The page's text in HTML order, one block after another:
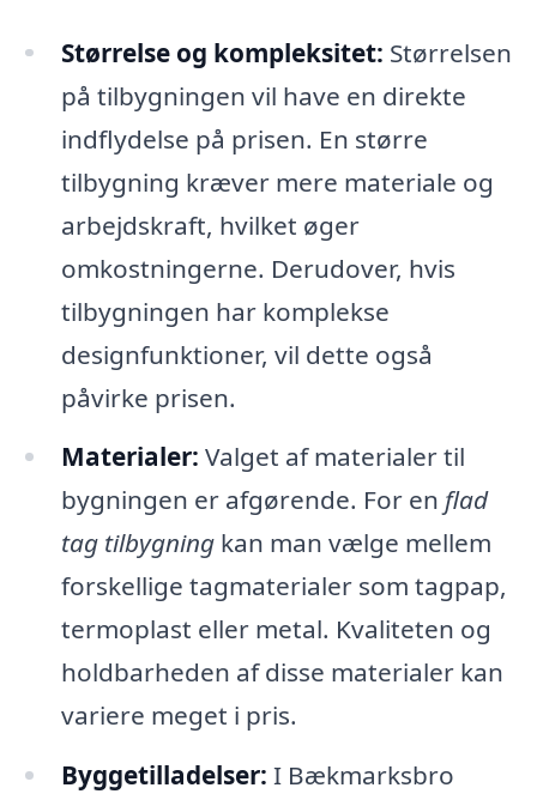
Størrelse og kompleksitet: Størrelsen
på tilbygningen vil have en direkte
indflydelse på prisen. En større
tilbygning kræver mere materiale og
arbejdskraft, hvilket øger
omkostningerne. Derudover, hvis
tilbygningen har komplekse
designfunktioner, vil dette også
påvirke prisen.
Materialer: Valget af materialer til
bygningen er afgørende. For en flad
tag tilbygningkan man vælge mellem
forskellige tagmaterialer som tagpap,
termoplast eller metal. Kvaliteten og
holdbarheden af disse materialer kan
variere meget i pris.
Byggetilladelser: I Bækmarksbro